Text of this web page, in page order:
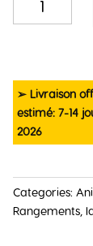
Tirelire
➢ Livraison
estimé: 7-14
2026
Categories:
Rangements ,